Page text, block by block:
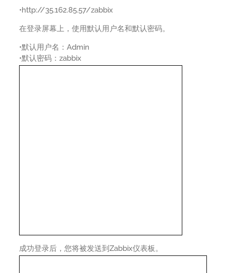
•http://35.162.85.57/zabbix
在登录屏幕上，使用默认用户名和默认密码。
•默认用户名：Admin
•默认密码：zabbix
成功登录后，您将被发送到Zabbix仪表板。